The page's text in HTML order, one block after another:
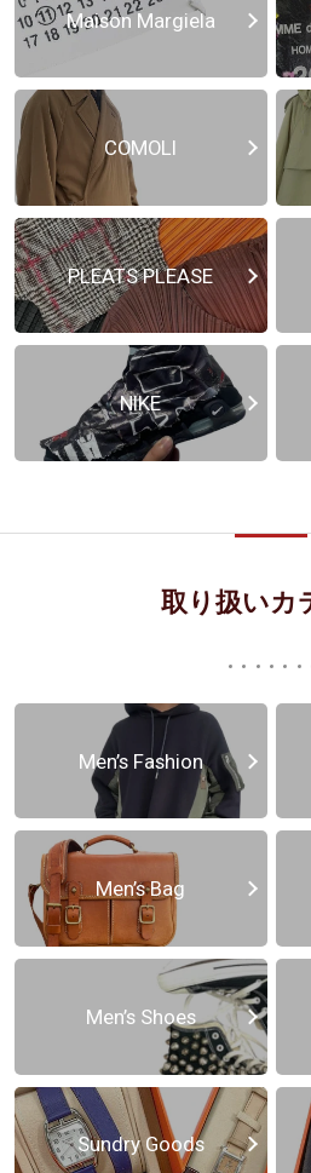
Maison Margiela
COMOLI
PLEATS PLEASE
NIKE
取り扱いカ
Men’s Fashion
Men’s Bag
Men’s Shoes
Sundry Goods